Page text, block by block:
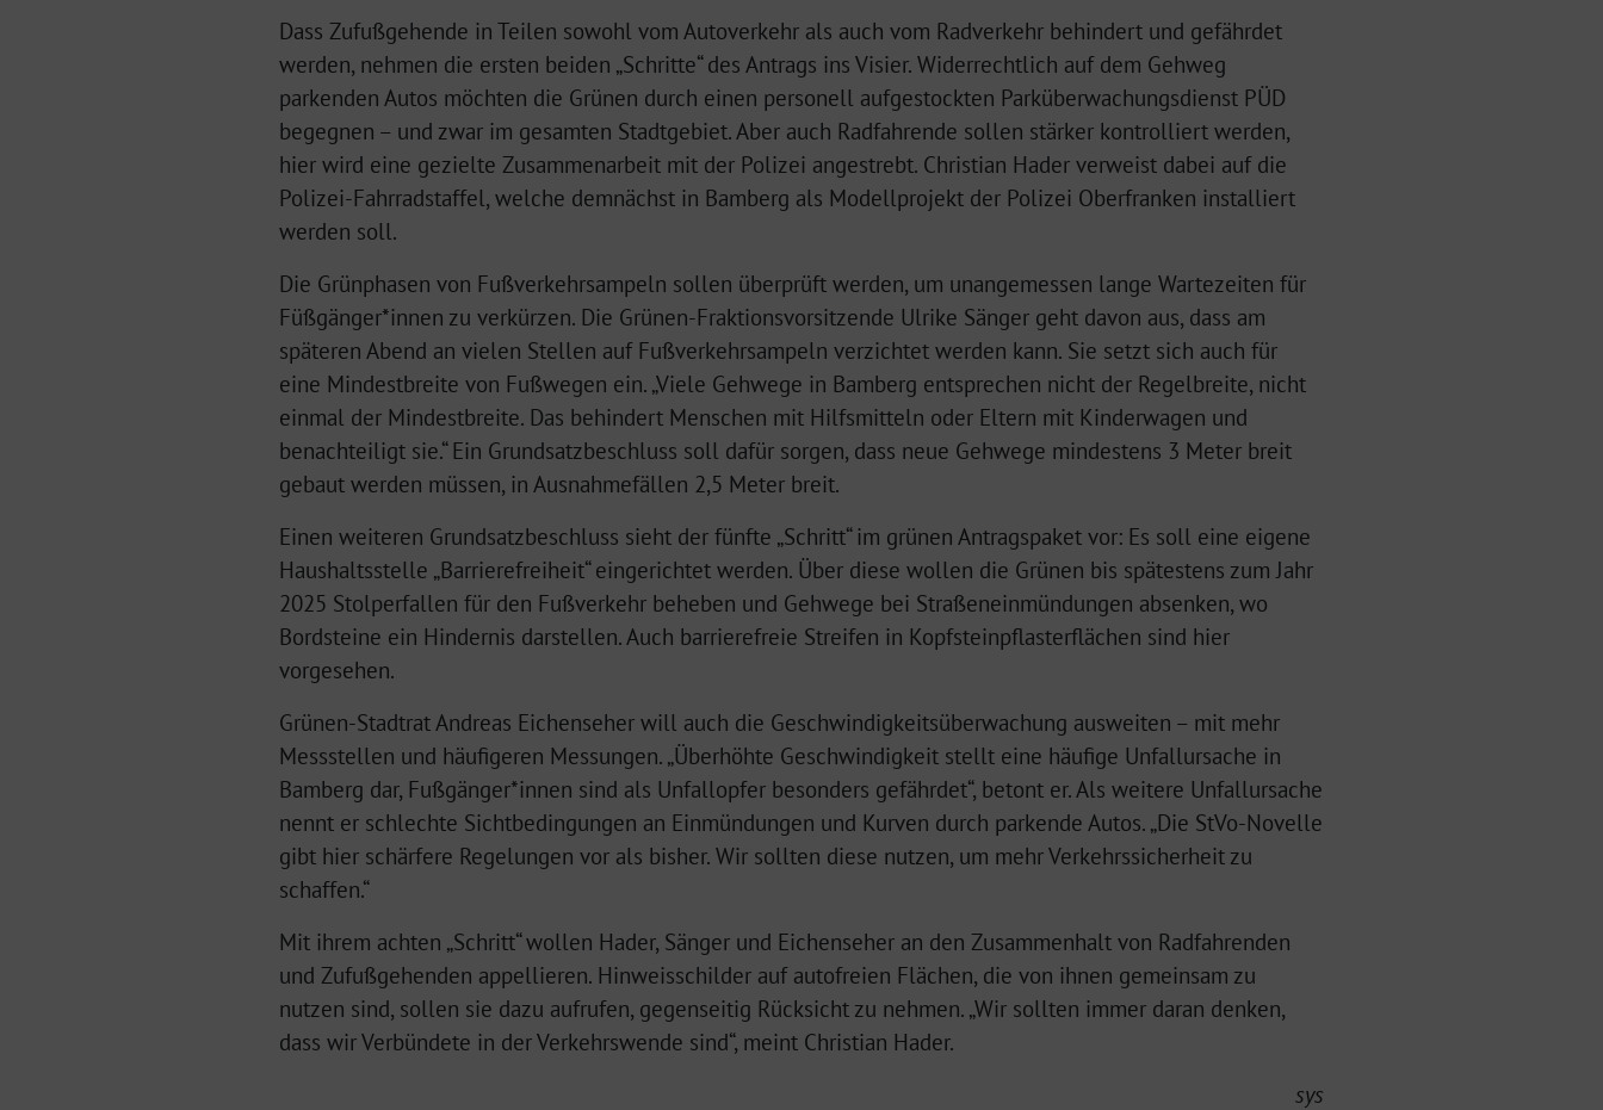
Dass Zufußgehende in Teilen sowohl vom Autoverkehr als auch vom Radverkehr behindert und gefährdet
werden, nehmen die ersten beiden „Schritte“ des Antrags ins Visier. Widerrechtlich auf dem Gehweg
parkenden Autos möchten die Grünen durch einen personell aufgestockten Parküberwachungsdienst PÜD
begegnen – und zwar im gesamten Stadtgebiet. Aber auch Radfahrende sollen stärker kontrolliert werden,
hier wird eine gezielte Zusammenarbeit mit der Polizei angestrebt. Christian Hader verweist dabei auf die
Polizei-Fahrradstaffel, welche demnächst in Bamberg als Modellprojekt der Polizei Oberfranken installiert
werden soll.
Die Grünphasen von Fußverkehrsampeln sollen überprüft werden, um unangemessen lange Wartezeiten für
Füßgänger*innen zu verkürzen. Die Grünen-Fraktionsvorsitzende Ulrike Sänger geht davon aus, dass am
späteren Abend an vielen Stellen auf Fußverkehrsampeln verzichtet werden kann. Sie setzt sich auch für
eine Mindestbreite von Fußwegen ein. „Viele Gehwege in Bamberg entsprechen nicht der Regelbreite, nicht
einmal der Mindestbreite. Das behindert Menschen mit Hilfsmitteln oder Eltern mit Kinderwagen und
benachteiligt sie.“ Ein Grundsatzbeschluss soll dafür sorgen, dass neue Gehwege mindestens 3 Meter breit
gebaut werden müssen, in Ausnahmefällen 2,5 Meter breit.
Einen weiteren Grundsatzbeschluss sieht der fünfte „Schritt“ im grünen Antragspaket vor: Es soll eine eigene
Haushaltsstelle „Barrierefreiheit“ eingerichtet werden. Über diese wollen die Grünen bis spätestens zum Jahr
2025 Stolperfallen für den Fußverkehr beheben und Gehwege bei Straßeneinmündungen absenken, wo
Bordsteine ein Hindernis darstellen. Auch barrierefreie Streifen in Kopfsteinpflasterflächen sind hier
vorgesehen.
Grünen-Stadtrat Andreas Eichenseher will auch die Geschwindigkeitsüberwachung ausweiten – mit mehr
Messstellen und häufigeren Messungen. „Überhöhte Geschwindigkeit stellt eine häufige Unfallursache in
Bamberg dar, Fußgänger*innen sind als Unfallopfer besonders gefährdet“, betont er. Als weitere Unfallursache
nennt er schlechte Sichtbedingungen an Einmündungen und Kurven durch parkende Autos. „Die StVo-Novelle
gibt hier schärfere Regelungen vor als bisher. Wir sollten diese nutzen, um mehr Verkehrssicherheit zu
schaffen.“
Mit ihrem achten „Schritt“ wollen Hader, Sänger und Eichenseher an den Zusammenhalt von Radfahrenden
und Zufußgehenden appellieren. Hinweisschilder auf autofreien Flächen, die von ihnen gemeinsam zu
nutzen sind, sollen sie dazu aufrufen, gegenseitig Rücksicht zu nehmen. „Wir sollten immer daran denken,
dass wir Verbündete in der Verkehrswende sind“, meint Christian Hader.
sys